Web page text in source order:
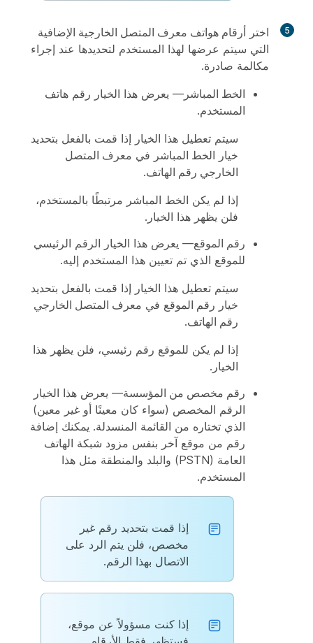
5 اختر أرقام هواتف معرف المتصل الخارجية الإضافية
التي سيتم عرضها لهذا المستخدم لتحديدها عند إجراء
مكالمة صادرة.
الخط المباشر — يعرض هذا الخيار رقم هاتف
المستخدم.
سيتم تعطيل هذا الخيار إذا قمت بالفعل بتحديد
خيار الخط المباشر في معرف المتصل
الخارجي رقم الهاتف.
إذا لم يكن الخط المباشر مرتبطًا بالمستخدم،
فلن يظهر هذا الخيار.
رقم الموقع— يعرض هذا الخيار الرقم الرئيسي
للموقع الذي تم تعيين هذا المستخدم إليه.
سيتم تعطيل هذا الخيار إذا قمت بالفعل بتحديد
خيار رقم الموقع في معرف المتصل الخارجي
رقم الهاتف.
إذا لم يكن للموقع رقم رئيسي، فلن يظهر هذا
الخيار.
رقم مخصص من المؤسسة— يعرض هذا الخيار
الرقم المخصص (سواء كان معينًا أو غير معين)
الذي تختاره من القائمة المنسدلة. يمكنك إضافة
رقم من موقع آخر بنفس مزود شبكة الهاتف
العامة (PSTN) والبلد والمنطقة مثل هذا
المستخدم.
إذا قمت بتحديد رقم غير
مخصص، فلن يتم الرد على
الاتصال بهذا الرقم.
إذا كنت مسؤولاً عن موقع،